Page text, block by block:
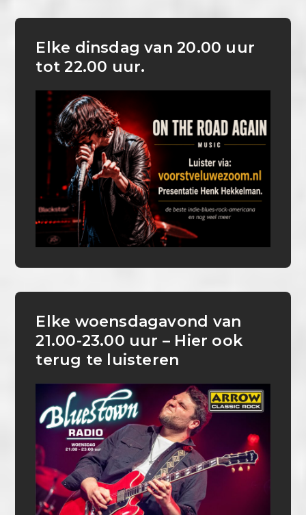
Elke dinsdag van 20.00 uur
tot 22.00 uur.
Elke woensdagavond van
21.00-23.00 uur – Hier ook
terug te luisteren